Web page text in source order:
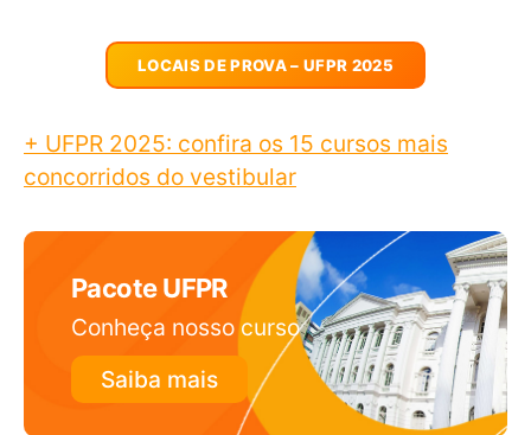
LOCAIS DE PROVA – UFPR 2025
+ UFPR 2025: confira os 15 cursos mais
concorridos do vestibular
Pacote UFPR
Conheça nosso curso
Saiba mais